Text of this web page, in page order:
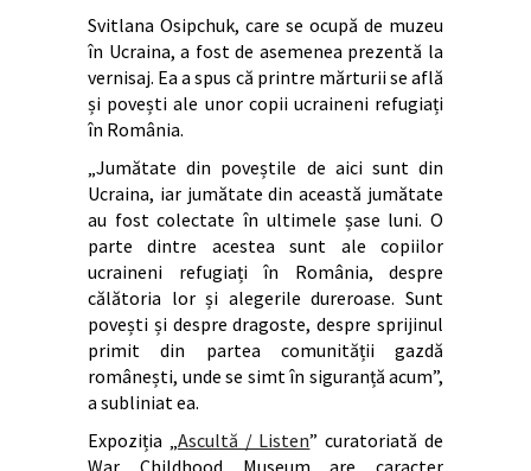
Svitlana Osipchuk, care se ocupă de muzeu
în Ucraina, a fost de asemenea prezentă la
vernisaj. Ea a spus că printre mărturii se află
și povești ale unor copii ucraineni refugiați
în România.
„Jumătate din poveștile de aici sunt din
Ucraina, iar jumătate din această jumătate
au fost colectate în ultimele șase luni. O
parte dintre acestea sunt ale copiilor
ucraineni refugiați în România, despre
călătoria lor și alegerile dureroase. Sunt
povești și despre dragoste, despre sprijinul
primit din partea comunității gazdă
românești, unde se simt în siguranță acum”,
a subliniat ea.
Expoziția „ Ascultă / Listen” curatoriată de
War Childhood Museum are caracter